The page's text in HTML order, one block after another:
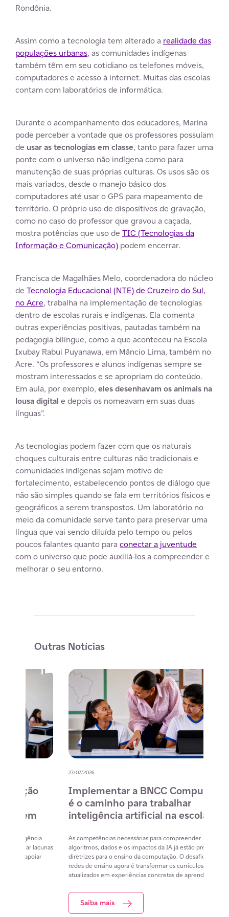
Rondônia.
Assim como a tecnologia tem alterado a realidade das
populações urbanas, as comunidades indígenas
também têm em seu cotidiano os telefones móveis,
computadores e acesso à internet. Muitas das escolas
contam com laboratórios de informática.
Durante o acompanhamento dos educadores, Marina
pode perceber a vontade que os professores possuíam
de usar as tecnologias em classe, tanto para fazer uma
ponte com o universo não indígena como para
manutenção de suas próprias culturas. Os usos são os
mais variados, desde o manejo básico dos
computadores até usar o GPS para mapeamento de
território. O próprio uso de dispositivos de gravação,
como no caso do professor que gravou a caçada,
mostra potências que uso de TIC (Tecnologias da
Informação e Comunicação) podem encerrar.
Francisca de Magalhães Melo, coordenadora do núcleo
de Tecnologia Educacional (NTE) de Cruzeiro do Sul,
no Acre, trabalha na implementação de tecnologias
dentro de escolas rurais e indígenas. Ela comenta
outras experiências positivas, pautadas também na
pedagogia bilíngue, como a que aconteceu na Escola
Ixubay Rabui Puyanawa, em Mâncio Lima, também no
Acre. “Os professores e alunos indígenas sempre se
mostram interessados e se apropriam do conteúdo.
Em aula, por exemplo, eles desenhavam os animais na
lousa digital e depois os nomeavam em suas duas
línguas”.
As tecnologias podem fazer com que os naturais
choques culturais entre culturas não tradicionais e
comunidades indígenas sejam motivo de
fortalecimento, estabelecendo pontos de diálogo que
não são simples quando se fala em territórios físicos e
geográficos a serem transpostos. Um laboratório no
meio da comunidade serve tanto para preservar uma
língua que vai sendo diluída pelo tempo ou pelos
poucos falantes quanto para conectar a juventude
com o universo que pode auxiliá-los a compreender e
melhorar o seu entorno.
Outras Notícias
Implementar a BNCC Computação
é o caminho para trabalhar
inteligência artificial na escola
As competências necessárias para compreender
algoritmos, dados e os impactos da IA já estão previstas nas
diretrizes para o ensino da computação. O desafio das
redes de ensino agora é transformar os currículos já
atualizados em experiências concretas de aprendizagem